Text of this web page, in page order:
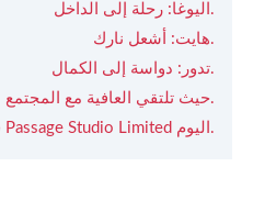
اليوغا: رحلة إلى الداخل.
هايت: أشعل نارك.
تدور: دواسة إلى الكمال.
حيث تلتقي العافية مع المجتمع.
قم بزيارة Passage Studio Limited اليوم.